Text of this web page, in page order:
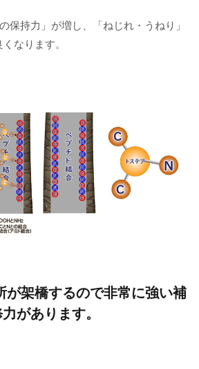
保持力」が増し、「ねじれ・うねり」
なります。
が架橋するので非常に強い補
があります。